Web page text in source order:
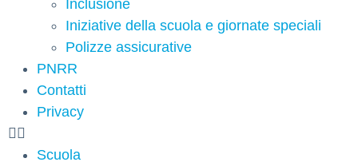
Inclusione
Iniziative della scuola e giornate speciali
Polizze assicurative
PNRR
Contatti
Privacy
Scuola